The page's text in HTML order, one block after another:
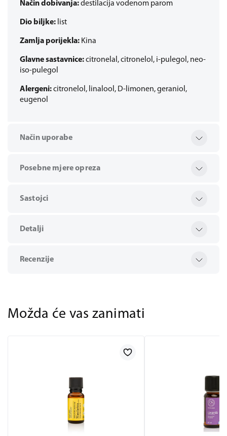
Način dobivanja:destilacija vodenom parom
Dio biljke: list
Zamlja porijekla: Kina
Glavne sastavnice:citronelal, citronelol, i-pulegol, neo-
iso-pulegol
Alergeni:citronelol, linalool, D-limonen, geraniol,
eugenol
Način uporabe
Posebne mjere opreza
Sastojci
Detalji
Recenzije
Možda će vas zanimati